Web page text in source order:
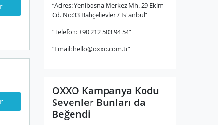
“Adres: Yenibosna Merkez Mh. 29 Ekim
Cd. No:33 Bahçelievler / İstanbul”
“Telefon: +90 212 503 94 54”
“Email: hello@oxxo.com.tr”
OXXO Kampanya Kodu
Sevenler Bunları da
Beğendi